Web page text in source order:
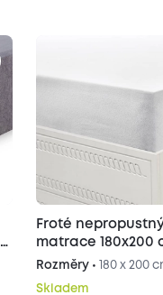
Froté
matrace 180x200
Rozměry • 180 x 200
Skladem